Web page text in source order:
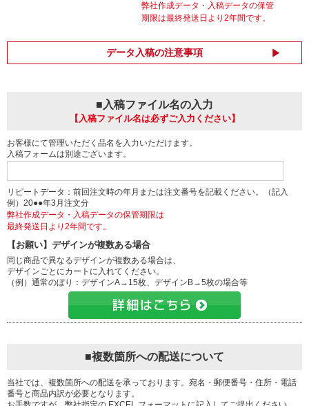
弊社作成データ・入稿データの保管
期限は最終発送日より2年間です。
データ入稿の注意事項
■入稿ファイル名の入力
【入稿ファイル名は必ずご入力ください】
お客様にて管理いただく品名を入力いただけます。
入稿フォームは別途ございます。
リピートデータ：前回注文時の年月または注文番号を記載ください。（記入
例）20●●年3月注文分
弊社作成データ・入稿データの保管期限は
最終発送日より2年間です。
【お願い】デザインが複数ある場合
同じ商品で異なるデザインが複数ある場合は、
デザインごとにカートに入れてください。
（例）通常のぼり：デザインA→15枚、デザインB→5枚の場合等
■複数箇所への配送について
当社では、複数箇所への配送を承っております。宛名・郵便番号・住所・電話
番号と商品内訳が必要となります。